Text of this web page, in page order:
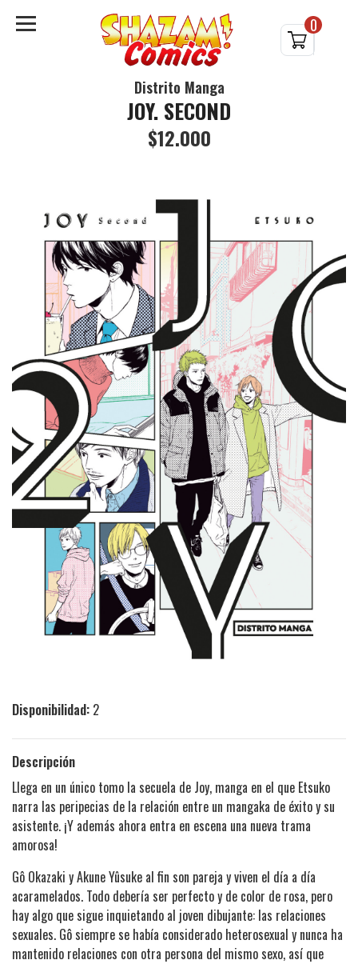
0
Distrito Manga
JOY. SECOND
$12.000
Disponibilidad: 2
Descripción
Llega en un único tomo la secuela de Joy, manga en el que Etsuko
narra las peripecias de la relación entre un mangaka de éxito y su
asistente. ¡Y además ahora entra en escena una nueva trama
amorosa!
Gô Okazaki y Akune Yûsuke al fin son pareja y viven el día a día
acaramelados. Todo debería ser perfecto y de color de rosa, pero
hay algo que sigue inquietando al joven dibujante: las relaciones
sexuales. Gô siempre se había considerado heterosexual y nunca ha
mantenido relaciones con otra persona del mismo sexo, así que